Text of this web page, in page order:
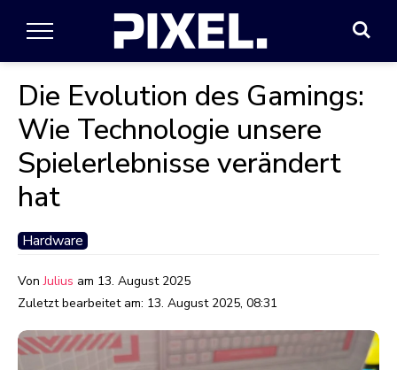
Die Evolution des Gamings:
Wie Technologie unsere
Spielerlebnisse verändert
hat
Hardware
VonJulius am 13. August 2025
Zuletzt bearbeitet am: 13. August 2025, 08:31